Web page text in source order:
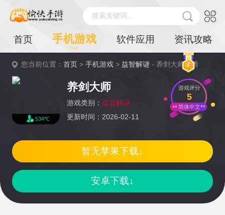
搜索关键词...
首页 手机游戏 软件应用 资讯攻略
您当前位置：首页 >手机游戏 >益智解谜 - 养剑大师详情
534℃
养剑大师
游戏类别： 益智解谜
更新时间：2026-02-11
游戏评分
5
简体中文
安卓下载↓
暂无苹果下载↓